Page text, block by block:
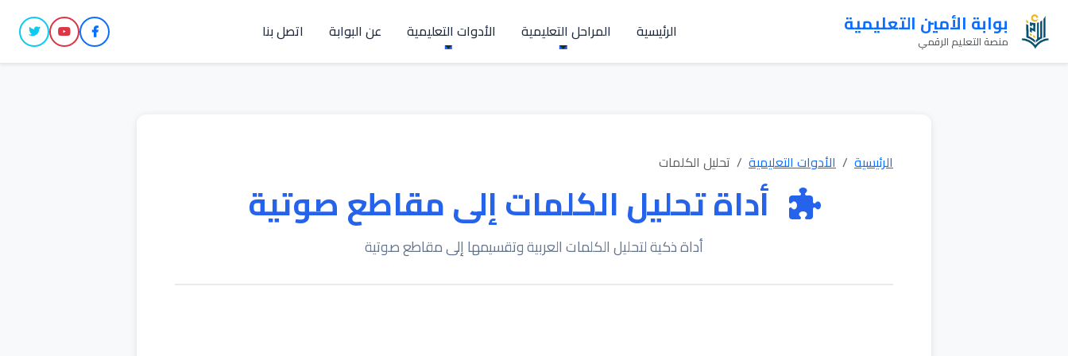
بوابة الأمين التعليمية
منصة التعليم الرقمي الرئيسية المراحل التعليمية الأدوات التعليمية عن البوابة اتصل بنا
الرئيسية الأدوات التعليمية تحليل الكلمات
أداة تحليل الكلمات إلى مقاطع صوتية
أداة ذكية لتحليل الكلمات العربية وتقسيمها إلى مقاطع صوتية